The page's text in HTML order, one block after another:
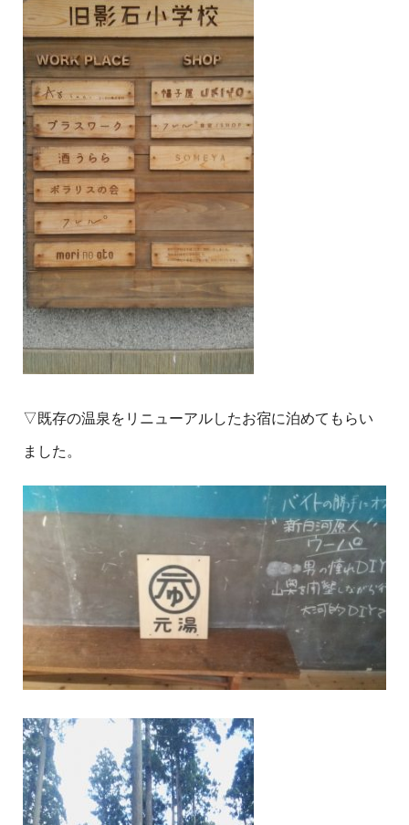
▽既存の温泉をリニューアルしたお宿に泊めてもらい
ました。